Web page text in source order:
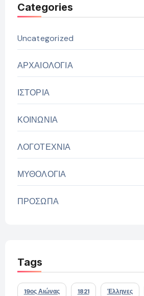
Categories
Uncategorized
ΑΡΧΑΙΟΛΟΓΙΑ
ΙΣΤΟΡΙΑ
ΚΟΙΝΩΝΙΑ
ΛΟΓΟΤΕΧΝΙΑ
ΜΥΘΟΛΟΓΙΑ
ΠΡΟΣΩΠΑ
Tags
19ος Αιώνας 1821 Έλληνες